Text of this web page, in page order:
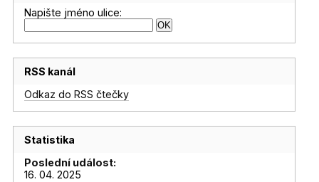
Napište jméno ulice:
RSS kanál
Odkaz do RSS čtečky
Statistika
Poslední událost:
16. 04. 2025